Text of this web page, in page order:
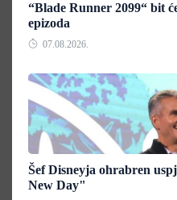
“Blade Runner 2099“ bit
epizoda
07.08.2026.
Šef Disneyja ohrabren
New Day"